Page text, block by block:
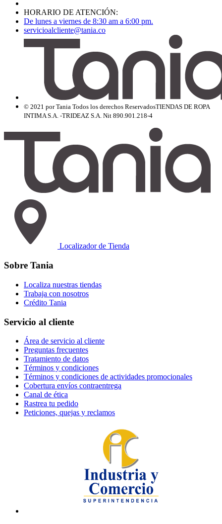
HORARIO DE ATENCIÓN:
De lunes a viernes de 8:30 am a 6:00 pm.
servicioalcliente@tania.co
© 2021 por Tania Todos los derechos ReservadosTIENDAS DE ROPA
INTIMA S.A. -TRIDEAZ S.A. Nit 890.901.218-4
Localizador de Tienda
Sobre Tania
Localiza nuestras tiendas
Trabaja con nosotros
Crédito Tania
Servicio al cliente
Área de servicio al cliente
Preguntas frecuentes
Tratamiento de datos
Términos y condiciones
Términos y condiciones de actividades promocionales
Cobertura envíos contraentrega
Canal de ética
Rastrea tu pedido
Peticiones, quejas y reclamos